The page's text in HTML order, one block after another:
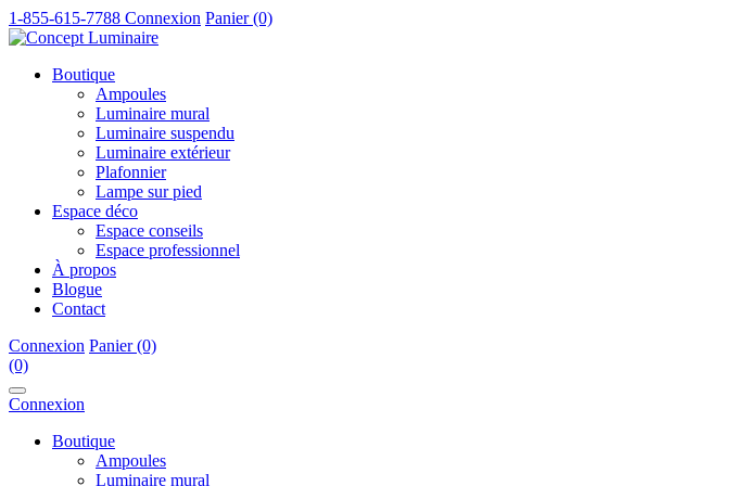
1-855-615-7788 Connexion Panier (0)
Boutique
Ampoules
Luminaire mural
Luminaire suspendu
Luminaire extérieur
Plafonnier
Lampe sur pied
Espace déco
Espace conseils
Espace professionnel
À propos
Blogue
Contact
Connexion Panier (0)
(0)
Connexion
Boutique
Ampoules
Luminaire mural